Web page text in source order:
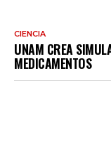
CIENCIA
UNAM CREA
MEDICAMENTOS